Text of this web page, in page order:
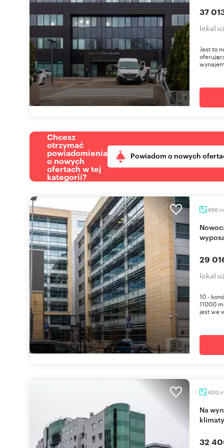
37
lokal
Jest to
Chcesz
otrzymać
powiadomienia
o nowych
ofertach w tej
kategorii?
Powiadom o nowych
496 m
Nowoczesny biurowiec klasy A z pełnym
29
lokal
10 -
11000
jest we
400
Na wynajem nowoczesny lokal biurowy 400 m² z
32